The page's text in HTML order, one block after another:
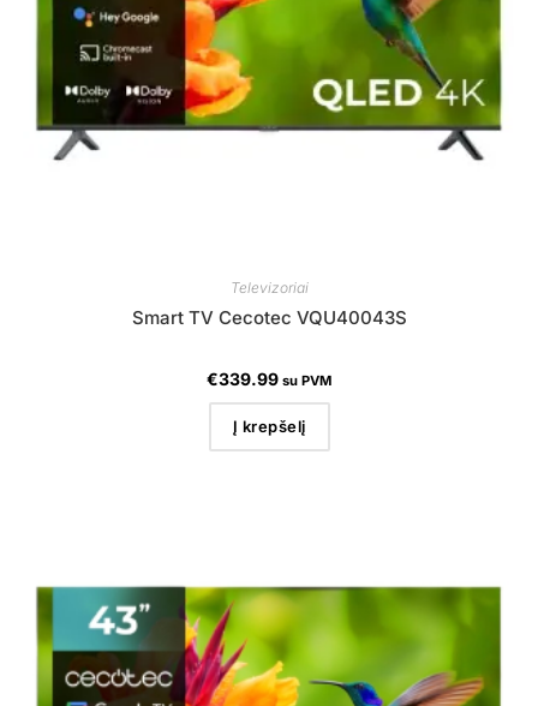
Televizoriai
Smart TV Cecotec VQU40043S
€339.99 su PVM
Į krepšelį